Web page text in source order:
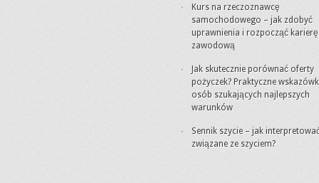
Kurs na rzeczoznawcę
samochodowego – jak zdobyć
uprawnienia i rozpocząć karierę
zawodową
Jak skutecznie porównać oferty
pożyczek? Praktyczne
osób szukających najlepszych
warunków
Sennik szycie – jak
związane ze szyciem?